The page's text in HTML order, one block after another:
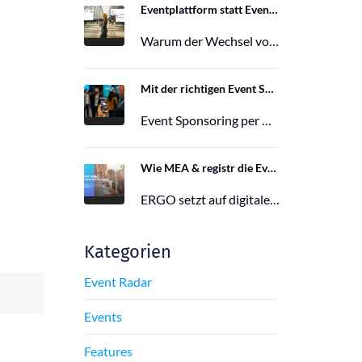
Eventplattform statt Event App: Der Wechsel von der Mobile Event App zu Polario
Warum der Wechsel von der Mobile Event App zu Polario erfolgt und wie Polario als moderne Eventplattform klassische Event Apps…
Mit der richtigen Event Sponsoring App zu mehr Reichweite, Leads und Wirkung
Event Sponsoring per App: messbar, flexibel und interaktiv. Jetzt mehr Sichtbarkeit und Wirkung für dein Event sichern.
Wie MEA & registr die Eventorganisation von 120 ERGO-Events pro Jahr optimieren
ERGO setzt auf digitale Eventorganisation mit MEA & registr. Effizient, nachhaltig und interaktiv – so gelingt moderne Eventplanung.
Kategorien
Event Radar
Events
Features